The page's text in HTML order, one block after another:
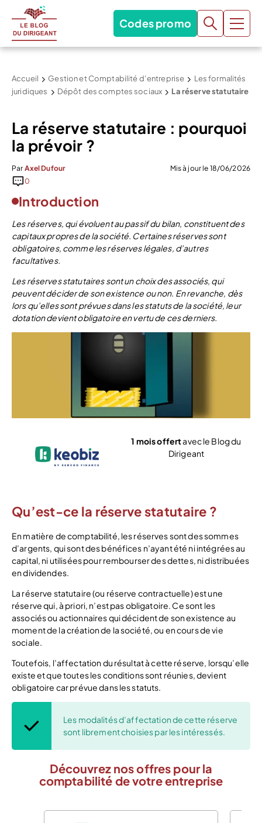
Codes promo
Accueil Gestion et Comptabilité d’entreprise
Les formalités
juridiques
Dépôt des comptes sociaux La réserve statutaire
La réserve statutaire : pourquoi
la prévoir ?
Par Axel Dufour
Mis à jour le 18/06/2026
0
Introduction
Les réserves, qui évoluent au passif du bilan, constituent des
capitaux propres de la société. Certaines réserves sont
obligatoires, comme les réserves légales, d’autres
facultatives.
Les réserves statutaires sont un choix des associés, qui
peuvent décider de son existence ou non. En revanche, dès
lors qu’elles sont prévues dans les statuts de la société, leur
dotation devient obligatoire en vertu de ces derniers.
1 mois offertavec le Blog du
Dirigeant
Qu’est-ce la réserve statutaire ?
En matière de comptabilité, les réserves sont des sommes
d’argents, qui sont des bénéfices n’ayant été ni intégrées au
capital, ni utilisées pour rembourser des dettes, ni distribuées
en dividendes.
La réserve statutaire (ou réserve contractuelle) est une
réserve qui, à priori, n’est pas obligatoire. Ce sont les
associés ou actionnaires qui décident de son existence au
moment de la création de la société, ou en cours de vie
sociale.
Toutefois, l’affectation du résultat à cette réserve, lorsqu’elle
existe et que toutes les conditions sont réunies, devient
obligatoire car prévue dans les statuts.
Les modalités d’affectation de cette réserve
sont librement choisies par les intéressés.
Découvrez nos offres pour la
comptabilité de votre entreprise